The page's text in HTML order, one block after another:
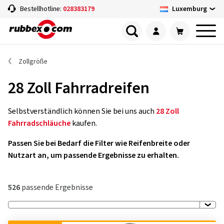
Bestellhotline: 028383179 Luxemburg
Zollgröße
28 Zoll Fahrradreifen
Selbstverständlich können Sie bei uns auch 28 Zoll
Fahrradschläuchekaufen.
Passen Sie bei Bedarf die Filter wie Reifenbreite oder
Nutzart an, um passende Ergebnisse zu erhalten.
526passende Ergebnisse